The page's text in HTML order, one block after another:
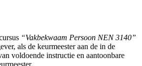
“Vakbekwaam Persoon NEN 3140”
als de keurmeester aan de in de
voldoende instructie en aantoonbare